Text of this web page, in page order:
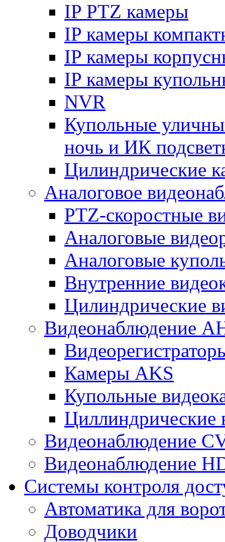
IP PTZ камеры
IP камеры
IP камеры
IP камеры
NVR
Купольные
ночь и ИК
Цилиндрические
Аналоговое
PTZ-скоростные
Аналоговые
Аналоговые
Внутренние
Цилиндрические
Видеонаблюдение
Камеры AKS
Купольные
Циллиндрические
Видеонаблюдение
Видеонаблюдение
Системы контроля
Автоматика для
Доводчики